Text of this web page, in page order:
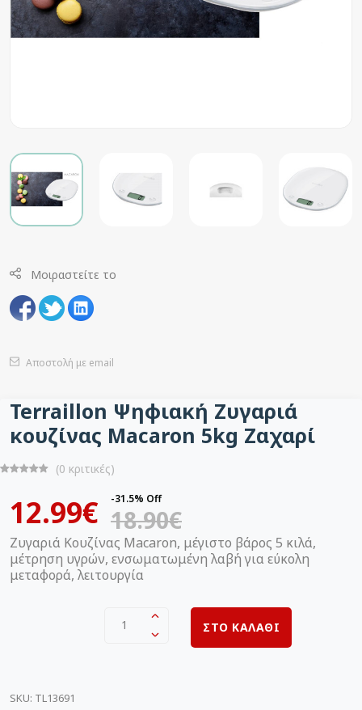
Μοιραστείτε το
Αποστολή με email
Terraillon Ψηφιακή Ζυγαριά
κουζίνας Macaron 5kg Ζαχαρί
(0 κριτικές)
12.99€ -31.5% Off
18.90€
Ζυγαριά Κουζίνας Macaron, μέγιστο βάρος 5 κιλά,
μέτρηση υγρών, ενσωματωμένη λαβή για εύκολη
μεταφορά, λειτουργία
1 ΣΤΟ ΚΑΛΑΘΙ
SKU: TL13691